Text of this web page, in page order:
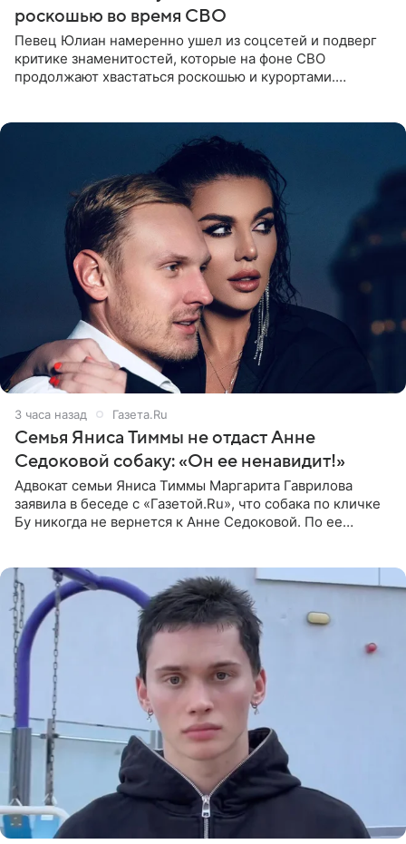
роскошью во время СВО
Певец Юлиан намеренно ушел из соцсетей и подверг
критике знаменитостей, которые на фоне СВО
продолжают хвастаться роскошью и курортами.
3 часа назад Газета.Ru
Семья Яниса Тиммы не отдаст Анне
Седоковой собаку: «Он ее ненавидит!»
Адвокат семьи Яниса Тиммы Маргарита Гаврилова
заявила в беседе с «Газетой.Ru», что собака по кличке
Бу никогда не вернется к Анне Седоковой. По ее